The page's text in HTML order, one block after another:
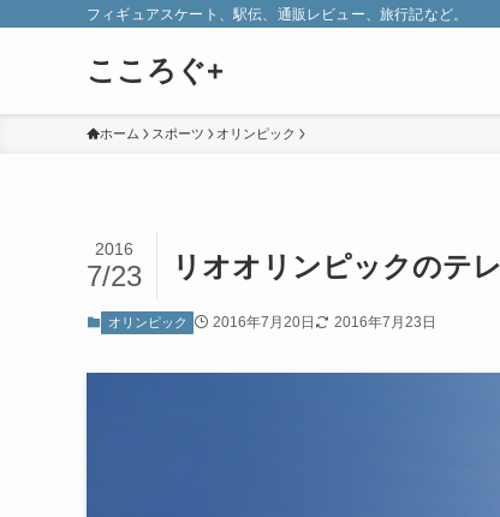
フィギュアスケート、駅伝、通販レビュー、旅行記など。
こころぐ+
ホーム スポーツ オリンピック
リオオリンピックのテ
2016
7/23
オリンピック 2016年7月20日 2016年7月23日